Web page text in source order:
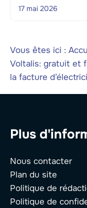
17 mai 2026
Vous êtes ici :
Voltalis: gratuit et
la facture
Plus
Nous contacter
Plan du site
Politique de
Politique de